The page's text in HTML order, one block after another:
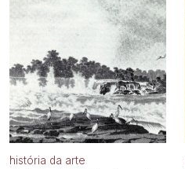
história da arte